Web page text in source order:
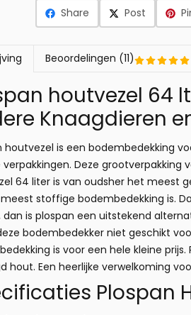
Share Post
Beoordelingen (11)
houtvezel 64
Knaagdieren
houtvezel is een bodembedekking
Deze grootverpakking
64 liter is van oudsher het meest
stoffige bodembedekking is.
dan is plospan een uitstekend
bodembedekker niet geschikt
is voor een hele kleine
hout. Een heerlijke verwelkoming
Plospan